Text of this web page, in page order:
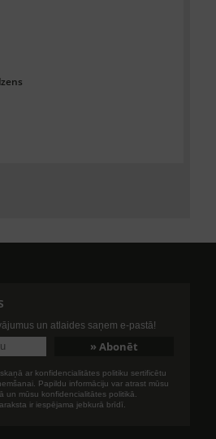
un atlaides saņem e-pastā!
ar konfidencialitātes politiku sertificētu
Papildu informāciju var atrast mūsu
un mūsu konfidencialitātes politikā.
ir iespējama jebkurā brīdī.